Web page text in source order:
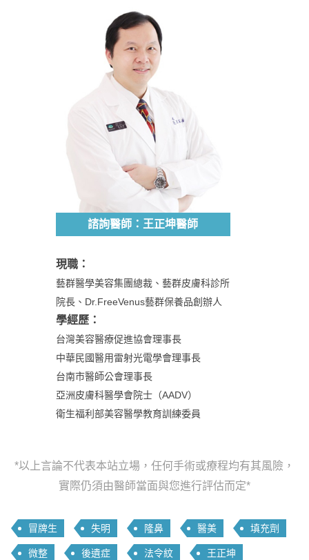
諮詢醫師：王正坤醫師
現職：
藝群醫學美容集團總裁、藝群皮膚科診所
院長、Dr.FreeVenus藝群保養品創辦人
學經歷：
台灣美容醫療促進協會理事長
中華民國醫用雷射光電學會理事長
台南市醫師公會理事長
亞洲皮膚科醫學會院士（AADV）
衛生福利部美容醫學教育訓練委員
*以上言論不代表本站立場，任何手術或療程均有其風險，
實際仍須由醫師當面與您進行評估而定*
冒牌生 失明 隆鼻 醫美 填充劑
微整 後遺症 法令紋 王正坤